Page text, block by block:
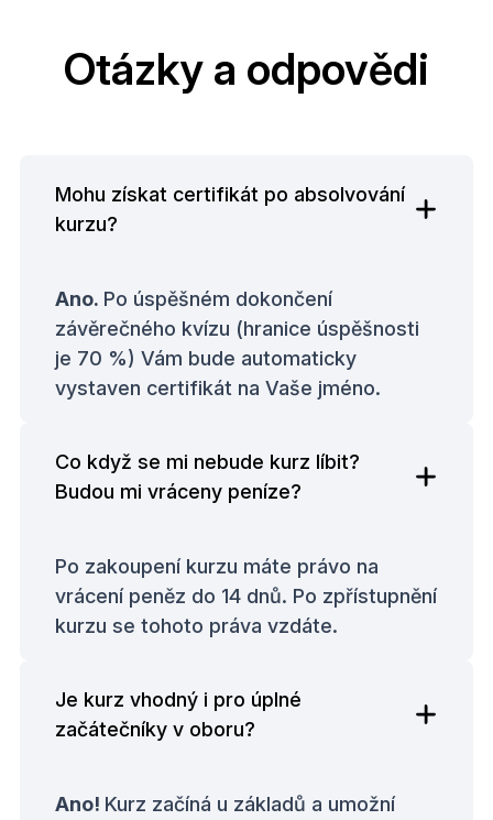
Otázky a odpovědi
Mohu získat certifikát po absolvování
kurzu?
Ano. Po úspěšném dokončení
závěrečného kvízu (hranice úspěšnosti
je 70 %) Vám bude automaticky
vystaven certifikát na Vaše jméno.
Co když se mi nebude kurz líbit?
Budou mi vráceny peníze?
Po zakoupení kurzu máte právo na
vrácení peněz do 14 dnů. Po zpřístupnění
kurzu se tohoto práva vzdáte.
Je kurz vhodný i pro úplné
začátečníky v oboru?
Ano! Kurz začíná u základů a umožní